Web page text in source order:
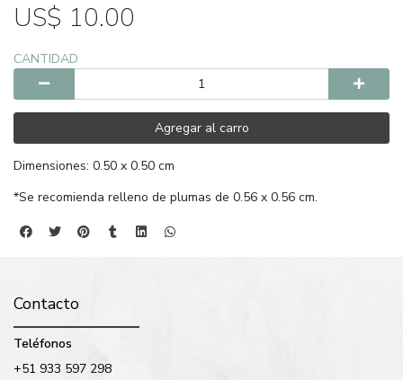
US$ 10.00
CANTIDAD
Agregar al carro
Dimensiones: 0.50 x 0.50 cm
*Se recomienda relleno de plumas de 0.56 x 0.56 cm.
Contacto
Teléfonos
+51 933 597 298